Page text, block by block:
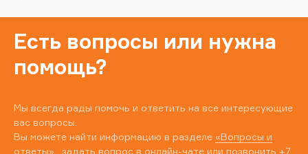
Есть вопросы или нужна
помощь?
Мы всегда рады помочь и ответить на все интересующие
вас вопросы.
Вы можете найти информацию в разделе «Вопросы и
ответы» , задать вопрос в онлайн-чате или позвонить +7